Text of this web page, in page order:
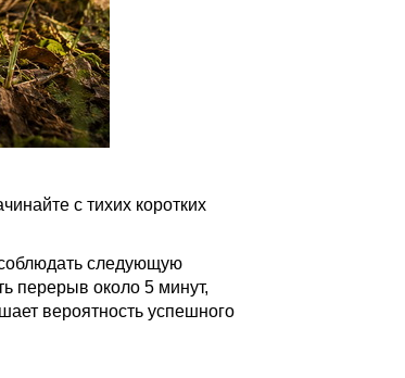
с тихих коротких
следующую
перерыв около 5 минут,
вероятность успешного